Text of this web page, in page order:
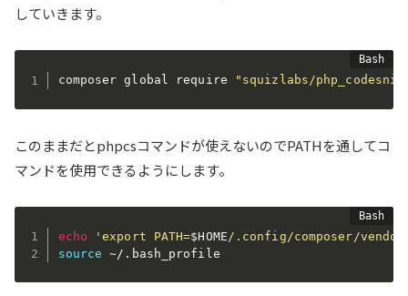
していきます。
composer global require "squizlabs/
このままだとphpcsコマンドが使えないのでPATHを通してコ
マンドを使用できるようにします。
echo 'export PATH=$HOME /.config/composer/
source ~/.bash_profile